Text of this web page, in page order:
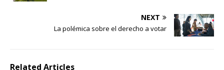
NEXT
La polémica sobre el derecho a votar
Related Articles